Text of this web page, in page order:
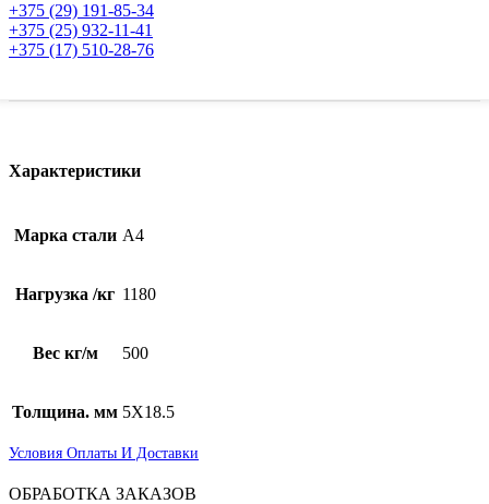
+375 (29) 191-85-34
+375 (25) 932-11-41
+375 (17) 510-28-76
Характеристики
Марка стали А4
Нагрузка /кг 1180
Вес кг/м 500
Толщина. мм 5Х18.5
Условия Оплаты И Доставки
ОБРАБОТКА ЗАКАЗОВ